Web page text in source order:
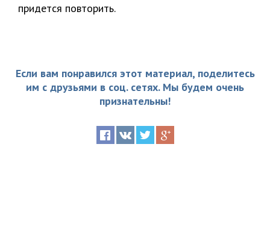
придется повторить.
Если вам понравился этот материал, поделитесь
им с друзьями в соц. сетях. Мы будем очень
признательны!